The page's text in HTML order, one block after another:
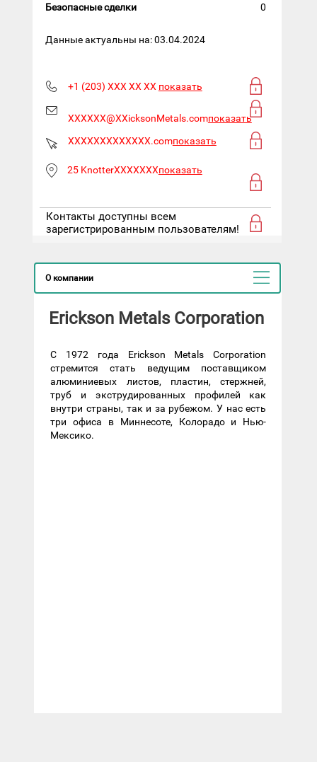
Безопасные сделки
0
Данные актуальны на: 03.04.2024
+1 (203) XXX XX XX показать
XXXXXX@XXicksonMetals.comпоказать
XXXXXXXXXXXXX.comпоказать
25 KnotterXXXXXXXпоказать
Контакты доступны всем
зарегистрированным пользователям!
О компании
Erickson Metals Corporation
С 1972 года Erickson Metals Corporation
стремится стать ведущим поставщиком
алюминиевых листов, пластин, стержней,
труб и экструдированных профилей как
внутри страны, так и за рубежом. У нас есть
три офиса в Миннесоте, Колорадо и Нью-
Мексико.